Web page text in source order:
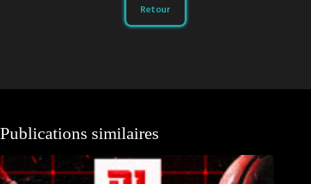
Retour
Publications similaires